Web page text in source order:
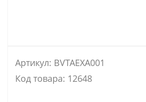
Артикул: BVTAEXA001
Код товара: 12648